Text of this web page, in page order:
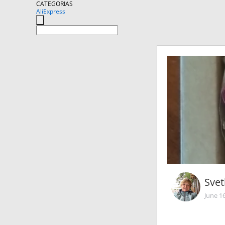
CATEGORIAS
AliExpress
June